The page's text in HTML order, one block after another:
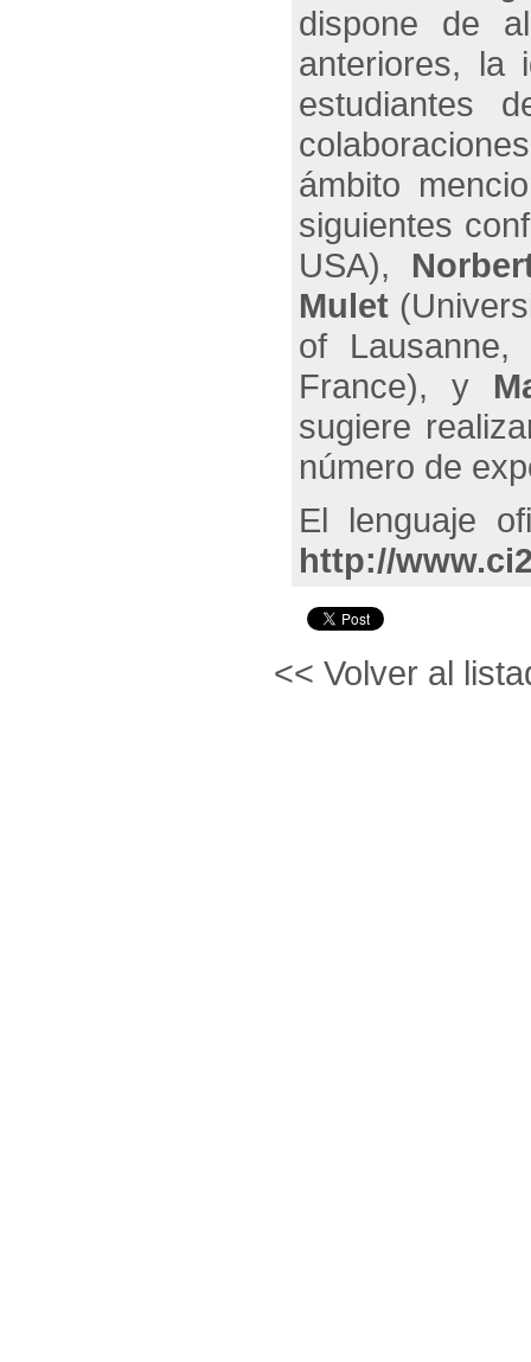
dispone de
anteriores, la
estudiantes
ámbito
siguientes
USA),
Mulet
of
France), y
sugiere
número de
El lenguaje
http://
<< Volver al